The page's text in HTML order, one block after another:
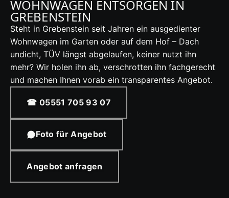
WOHNWAGEN ENTSORGEN IN
GREBENSTEIN
Steht in Grebenstein seit Jahren ein ausgedienter
Wohnwagen im Garten oder auf dem Hof – Dach
undicht, TÜV längst abgelaufen, keiner nutzt ihn
mehr? Wir holen ihn ab, verschrotten ihn fachgerecht
und machen Ihnen vorab ein transparentes Angebot.
☎ 05551 705 93 07
Foto für Angebot
Angebot anfragen